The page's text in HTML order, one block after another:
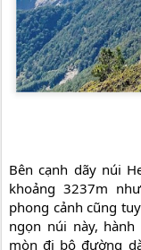
Bên cạnh dãy núi
khoảng 3237m
phong cảnh cũng
ngọn núi này,
mòn đi bộ đường